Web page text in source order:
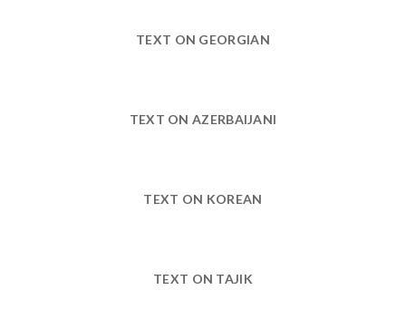
TEXT ON GEORGIAN
TEXT ON AZERBAIJANI
TEXT ON KOREAN
TEXT ON TAJIK